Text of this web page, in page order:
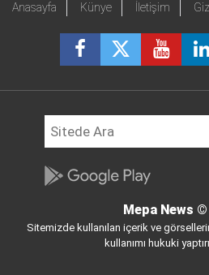
Anasayfa Künye İletişim
Mepa News ©
Sitemizde kullanılan içerik ve
kullanımı hukuki